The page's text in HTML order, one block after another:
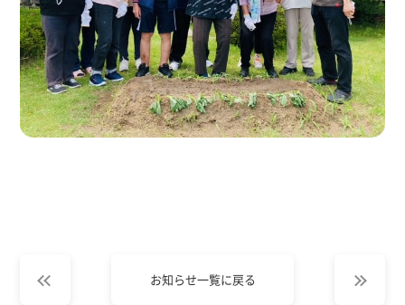
お知らせ一覧に戻る